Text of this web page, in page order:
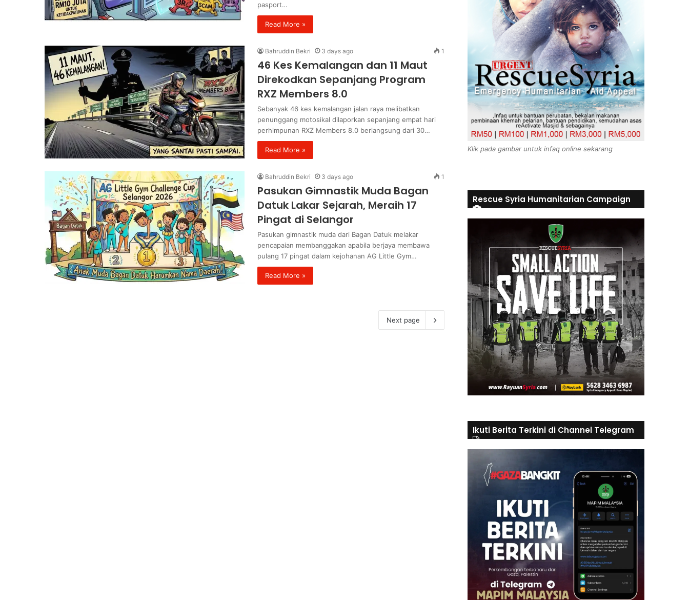
pasport…
Read More »
Bahruddin Bekri 3 days ago 1
46 Kes Kemalangan dan 11 Maut
Direkodkan Sepanjang Program
RXZ Members 8.0
Sebanyak 46 kes kemalangan jalan raya melibatkan
penunggang motosikal dilaporkan sepanjang empat hari
perhimpunan RXZ Members 8.0 berlangsung dari 30…
Read More »
Bahruddin Bekri 3 days ago 1
Pasukan Gimnastik Muda Bagan
Datuk Lakar Sejarah, Meraih 17
Pingat di Selangor
Pasukan gimnastik muda dari Bagan Datuk melakar
pencapaian membanggakan apabila berjaya membawa
pulang 17 pingat dalam kejohanan AG Little Gym…
Read More »
Next page
Klik pada gambar untuk infaq online sekarang
Rescue Syria Humanitarian Campaign
Ikuti Berita Terkini di Channel Telegram